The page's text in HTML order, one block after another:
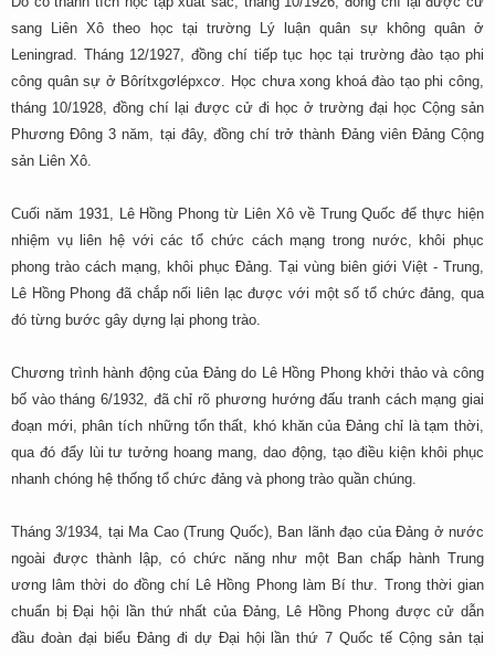
sang Liên Xô theo học tại trường Lý luận quân sự không quân ở
Leningrad. Tháng 12/1927, đồng chí tiếp tục học tại trường đào tạo phi
công quân sự ở Bôrítxgơlépxcơ. Học chưa xong khoá đào tạo phi công,
tháng 10/1928, đồng chí lại được cử đi học ở trường đại học Cộng sản
Phương Đông 3 năm, tại đây, đồng chí trở thành Đảng viên Đảng Cộng
sản Liên Xô.
Cuối năm 1931, Lê Hồng Phong từ Liên Xô về Trung Quốc để thực hiện
nhiệm vụ liên hệ với các tổ chức cách mạng trong nước, khôi phục
phong trào cách mạng, khôi phục Đảng. Tại vùng biên giới Việt - Trung,
Lê Hồng Phong đã chắp nối liên lạc được với một số tổ chức đảng, qua
đó từng bước gây dựng lại phong trào.
Chương trình hành động của Đảng do Lê Hồng Phong khởi thảo và công
bố vào tháng 6/1932, đã chỉ rõ phương hướng đấu tranh cách mạng giai
đoạn mới, phân tích những tổn thất, khó khăn của Đảng chỉ là tạm thời,
qua đó đẩy lùi tư tưởng hoang mang, dao động, tạo điều kiện khôi phục
nhanh chóng hệ thống tổ chức đảng và phong trào quần chúng.
Tháng 3/1934, tại Ma Cao (Trung Quốc), Ban lãnh đạo của Đảng ở nước
ngoài được thành lập, có chức năng như một Ban chấp hành Trung
ương lâm thời do đồng chí Lê Hồng Phong làm Bí thư. Trong thời gian
chuẩn bị Đại hội lần thứ nhất của Đảng, Lê Hồng Phong được cử dẫn
đầu đoàn đại biểu Đảng đi dự Đại hội lần thứ 7 Quốc tế Cộng sản tại